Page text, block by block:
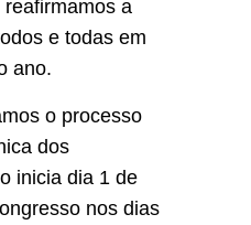
a
e todas em
ano.
o processo
dos
inicia dia 1 de
nos dias